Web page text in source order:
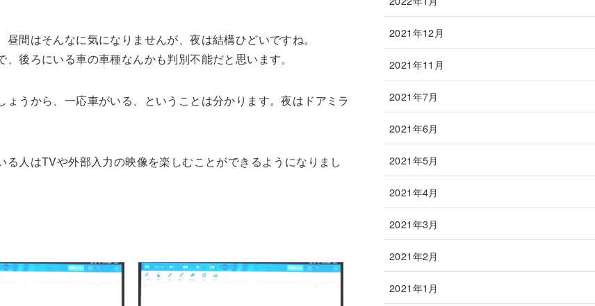
間はそんなに気になりませんが、夜は結構ひどいですね。
後ろにいる車の車種なんかも判別不能だと思います。
うから、一応車がいる、ということは分かります。夜はドアミラ
人はTVや外部入力の映像を楽しむことができるようになりまし
2021年12月
2021年11月
2021年7月
2021年6月
2021年5月
2021年4月
2021年3月
2021年2月
2021年1月